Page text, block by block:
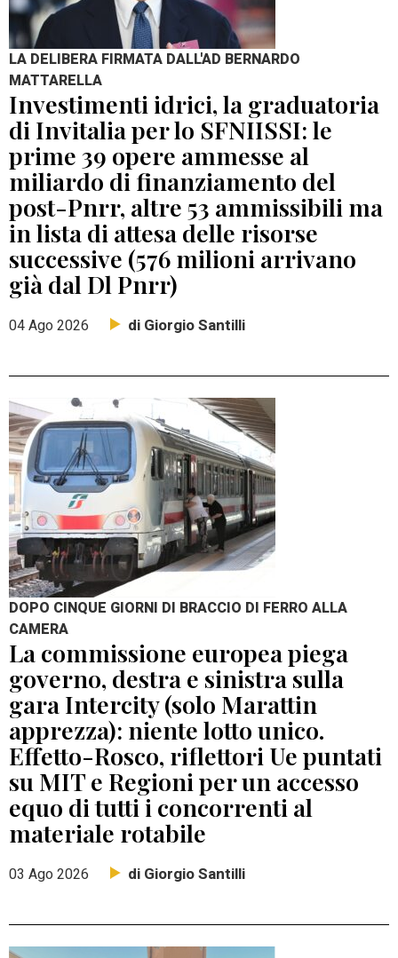
LA DELIBERA FIRMATA DALL'AD BERNARDO
MATTARELLA
Investimenti idrici, la graduatoria
di Invitalia per lo SFNIISSI: le
prime 39 opere ammesse al
miliardo di finanziamento del
post-Pnrr, altre 53 ammissibili ma
in lista di attesa delle risorse
successive (576 milioni arrivano
già dal Dl Pnrr)
04 Ago 2026 di Giorgio Santilli
DOPO CINQUE GIORNI DI BRACCIO DI FERRO ALLA
CAMERA
La commissione europea piega
governo, destra e sinistra sulla
gara Intercity (solo Marattin
apprezza): niente lotto unico.
Effetto-Rosco, riflettori Ue puntati
su MIT e Regioni per un accesso
equo di tutti i concorrenti al
materiale rotabile
03 Ago 2026 di Giorgio Santilli